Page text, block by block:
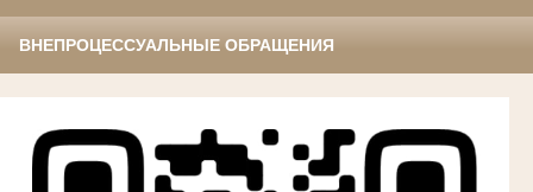
ВНЕПРОЦЕССУАЛЬНЫЕ ОБРАЩЕНИЯ